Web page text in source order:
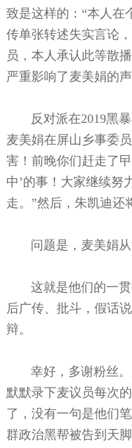
致是这样的：“本人在
传单张转述失实言论
员，本人承认此等散
严重影响了麦美娟的
反对派在2019黑暴
麦美娟在屏山乡事委
害！前晚你们赶走了
中’的事！大家继续努
走。”然后，朱凯迪还
问题是，麦美娟从
这就是他们的一贯
后广传、批斗，假话
辩。
幸好，多谢粉丝。
默默录下麦议员每次
了，没有一句是他们
群政治黑帮被告到天